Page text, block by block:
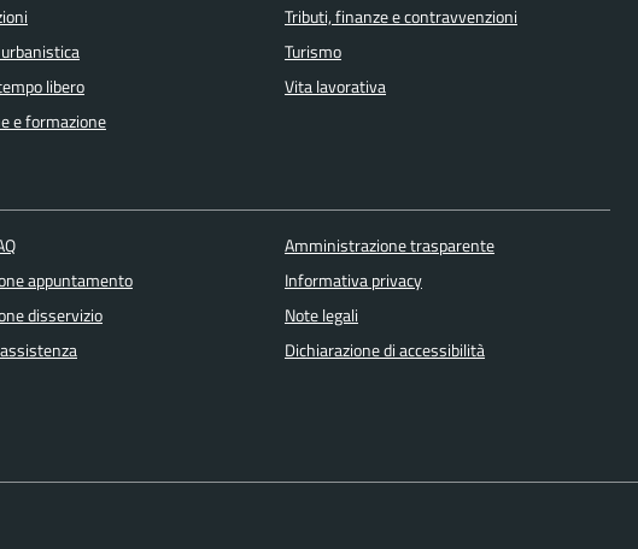
libero
e formazione
Tributi, finanze e contravvenzioni
Turismo
Vita lavorativa
appuntamento
disservizio
Amministrazione trasparente
Informativa privacy
Note legali
Dichiarazione di accessibilità